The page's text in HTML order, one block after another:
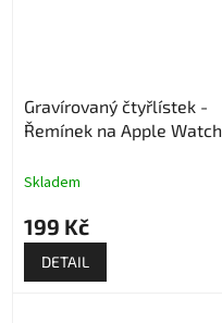
Gravírovaný čtyřlístek -
Řemínek na Apple Watch
Skladem
199 Kč
DETAIL